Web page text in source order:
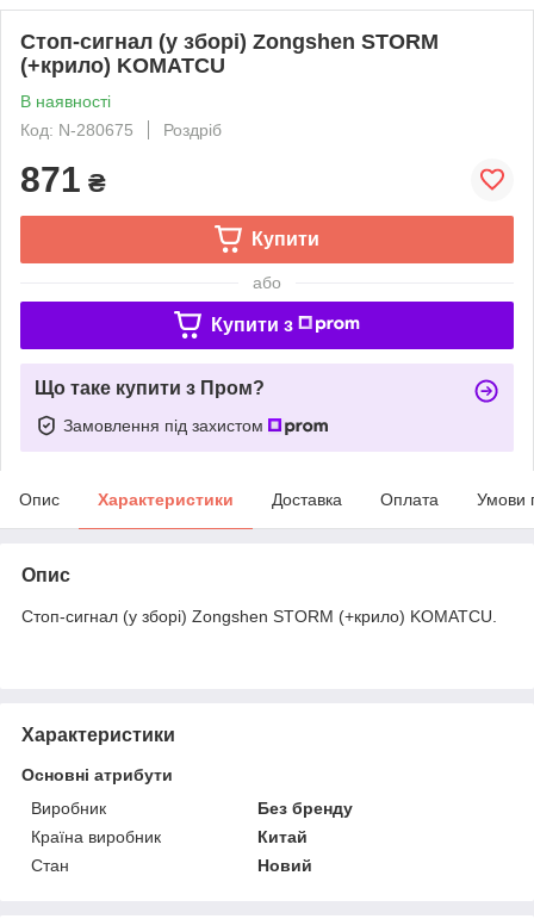
Стоп-сигнал (у зборі) Zongshen STORM
(+крило) KOMATCU
В наявності
Код: N-280675
Роздріб
871 ₴
Купити
або
Купити з
Що таке купити з Пром?
Замовлення під захистом
Опис Характеристики Доставка Оплата Умови
Опис
Стоп-сигнал (у зборі) Zongshen STORM (+крило) KOMATCU.
Характеристики
Основні атрибути
Виробник
Без бренду
Країна виробник
Китай
Стан
Новий